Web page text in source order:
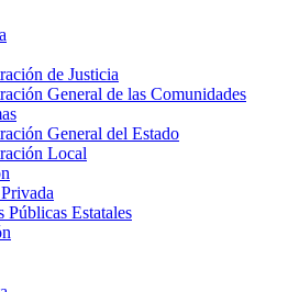
de Justicia
General de las Comunidades
General del Estado
Local
Públicas Estatales